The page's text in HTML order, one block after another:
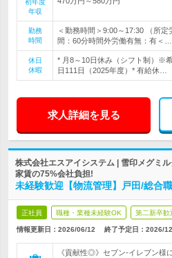
初年度
年収
勤務
時間
＜勤務時間＞9:00～17:30 （所
間：60分時間外労働有無：有＜…
休日
休暇
* 月8～10日休み（シフト制）※
日111日（2025年度）* 有給休…
求人詳細を見る
株式会社エスアイシステム | 雪印メグミ
家賃の75%会社負担!
未経験歓迎【物流管理】戸田/総合
正社員 職種・業種未経験OK 第二新卒歓
情報更新日：2026/06/12 終了予定日： 2026/
《貢献性◎》セブン‐イレブン様